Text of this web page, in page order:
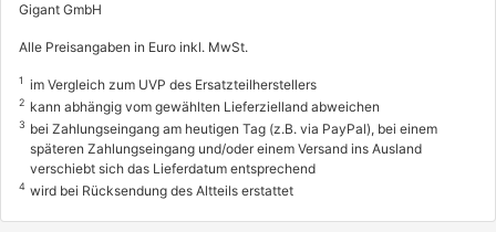
Gigant GmbH
Alle Preisangaben in Euro inkl. MwSt.
1 im Vergleich zum UVP des Ersatzteilherstellers
2 kann abhängig vom gewählten Lieferzielland abweichen
3 bei Zahlungseingang am heutigen Tag (z.B. via PayPal), bei einem
späteren Zahlungseingang und/oder einem Versand ins Ausland
verschiebt sich das Lieferdatum entsprechend
4 wird bei Rücksendung des Altteils erstattet